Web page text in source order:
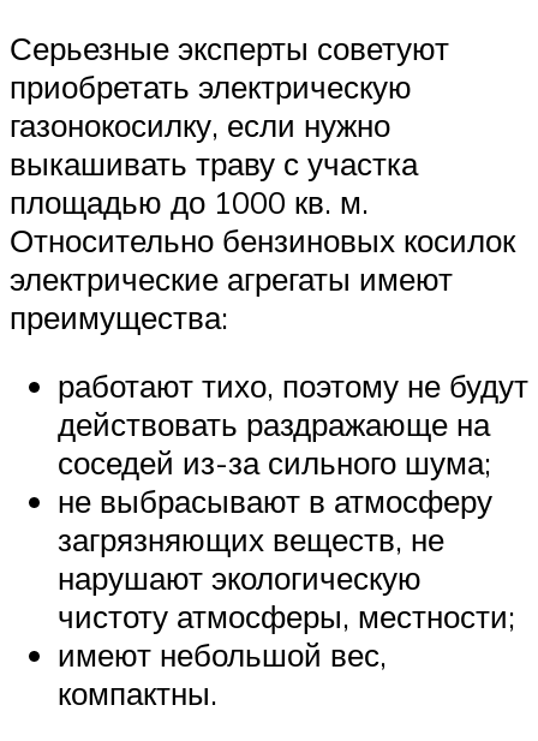
Серьезные эксперты советуют
приобретать электрическую
газонокосилку, если нужно
выкашивать траву с участка
площадью до 1000 кв. м.
Относительно бензиновых косилок
электрические агрегаты имеют
преимущества:
работают тихо, поэтому не будут
действовать раздражающе на
соседей из-за сильного шума;
не выбрасывают в атмосферу
загрязняющих веществ, не
нарушают экологическую
чистоту атмосферы, местности;
имеют небольшой вес,
компактны.